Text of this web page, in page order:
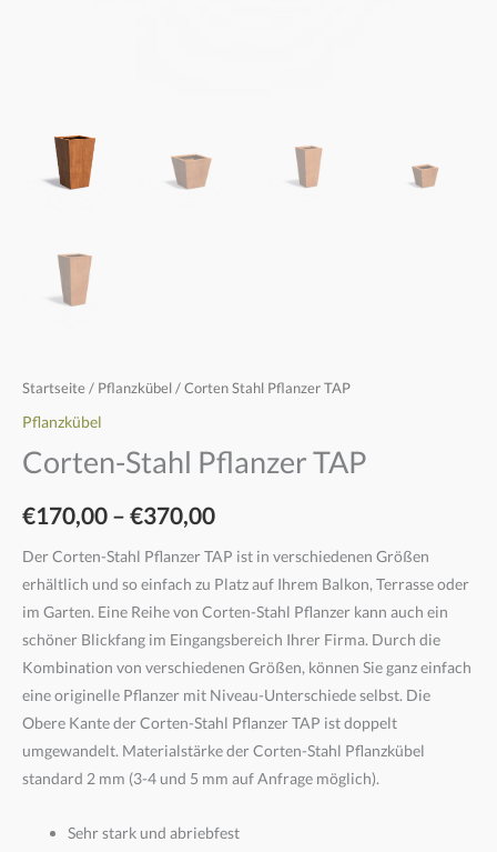
Startseite / Pflanzkübel / Corten Stahl Pflanzer TAP
Pflanzkübel
Corten-Stahl Pflanzer TAP
€170,00 – €370,00
Der Corten-Stahl Pflanzer TAP ist in verschiedenen Größen
erhältlich und so einfach zu Platz auf Ihrem Balkon, Terrasse oder
im Garten. Eine Reihe von Corten-Stahl Pflanzer kann auch ein
schöner Blickfang im Eingangsbereich Ihrer Firma. Durch die
Kombination von verschiedenen Größen, können Sie ganz einfach
eine originelle Pflanzer mit Niveau-Unterschiede selbst. Die
Obere Kante der Corten-Stahl Pflanzer TAP ist doppelt
umgewandelt. Materialstärke der Corten-Stahl Pflanzkübel
standard 2 mm (3-4 und 5 mm auf Anfrage möglich).
Sehr stark und abriebfest